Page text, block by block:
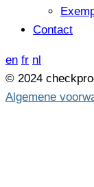
Contact
en fr nl
© 2024
Algemene